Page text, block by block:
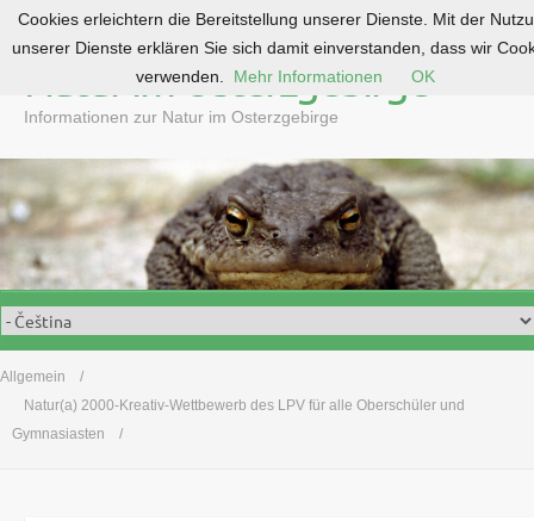
o
c
o
e
n
Natur im Osterzgebirge
Informationen zur Natur im Osterzgebirge
Allgemein
Natur(a) 2000-Kreativ-Wettbewerb des LPV für alle Oberschüler und
Gymnasiasten
Cookies erleichtern die Bereitstellung unserer Dienste. Mit der
unserer Dienste erklären Sie sich damit einverstanden, dass wir
verwenden.
Mehr Informationen OK